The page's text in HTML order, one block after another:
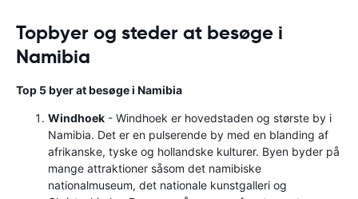
Topbyer og steder at besøge i
Namibia
Top 5 byer at besøge i Namibia
Windhoek - Windhoek er hovedstaden og største by i
Namibia. Det er en pulserende by med en blanding af
afrikanske, tyske og hollandske kulturer. Byen byder på
mange attraktioner såsom det namibiske
nationalmuseum, det nationale kunstgalleri og